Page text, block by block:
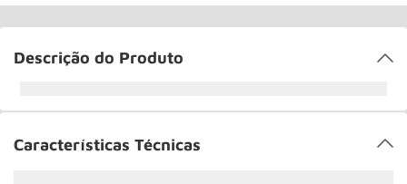
Descrição do Produto
Características Técnicas